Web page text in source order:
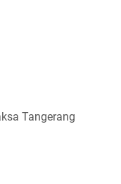
Tangerang